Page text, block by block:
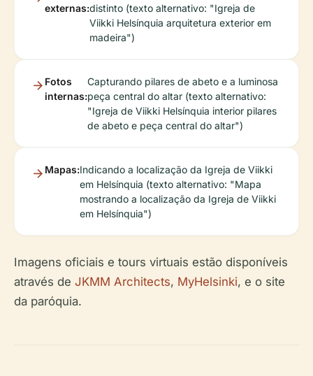
externas:distinto (texto alternativo: "Igreja de
Viikki Helsínquia arquitetura exterior em
madeira")
Fotos
internas:
Capturando pilares de abeto e a luminosa
peça central do altar (texto alternativo:
"Igreja de Viikki Helsínquia interior pilares
de abeto e peça central do altar")
Mapas:Indicando a localização da Igreja de Viikki
em Helsínquia (texto alternativo: "Mapa
mostrando a localização da Igreja de Viikki
em Helsínquia")
Imagens oficiais e tours virtuais estão disponíveis
através de JKMM Architects, MyHelsinki, e o site
da paróquia.